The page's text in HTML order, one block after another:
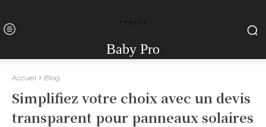
Baby Pro
Accueil Blog
Simplifiez votre choix avec un devis
transparent pour panneaux solaires